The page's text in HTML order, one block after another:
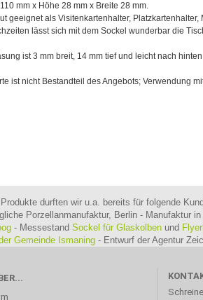
mm x Höhe 28 mm x Breite 28 mm.
geeignet als Visitenkartenhalter,
lässt sich mit dem Sockel wunderbar die
ist 3 mm breit, 14 mm tief und leicht nach
ist nicht Bestandteil des Angebots; Verwendung
Produkte durften wir u.a. bereits für folgende
Porzellanmanufaktur, Berlin - Manufaktur
- Messestand Sockel für Glaskolben und
Gemeinde Ismaning - Entwurf der Agentur